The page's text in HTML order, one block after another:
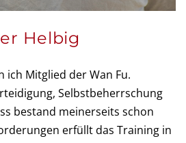
Helbig
ich Mitglied der Wan Fu.
Selbstbeherrschung
bestand meinerseits schon
erfüllt das Training in